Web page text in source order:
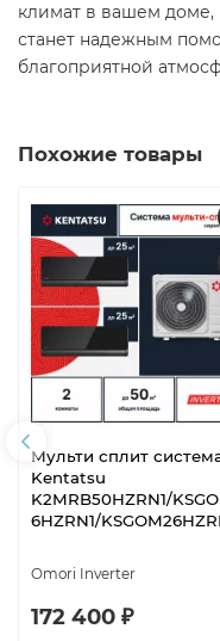
климат в вашем доме,
станет надежным
благоприятной
Похожие товары
Мульти сплит
Kentatsu
K2MRB50HZRN1/
6HZRN1/
Omori Inverter
172 400 ₽